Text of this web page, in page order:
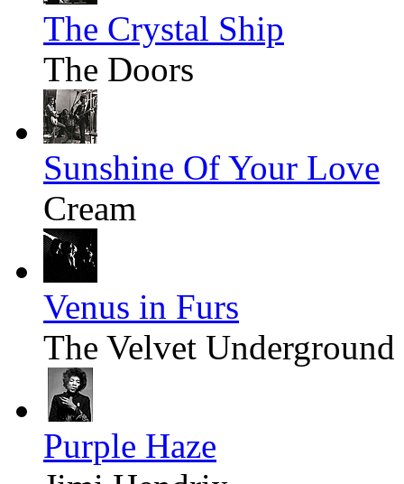
The Crystal Ship
The Doors
Sunshine Of Your Love
Cream
Venus in Furs
The Velvet Underground
Purple Haze